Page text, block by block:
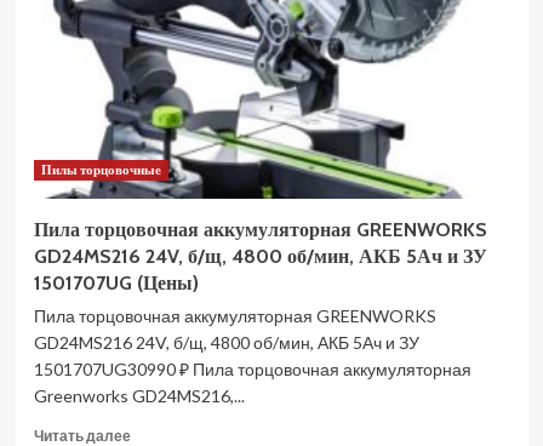
SM
8
L
Dual
4300866
(Цены)
Пилы торцовочные
Пила торцовочная аккумуляторная GREENWORKS
GD24MS216 24V, б/щ, 4800 об/мин, АКБ 5Ач и ЗУ
1501707UG (Цены)
Пила торцовочная аккумуляторная GREENWORKS
GD24MS216 24V, б/щ, 4800 об/мин, АКБ 5Ач и ЗУ
1501707UG30990 ₽ Пила торцовочная аккумуляторная
Greenworks GD24MS216,...
Читать далееПрочитать